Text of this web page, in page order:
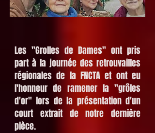
Les "Grolles de Dames" ont pris
part à la journée des retrouvailles
régionales de la FNCTA et ont eu
l'honneur de ramener la "grôles
d'or" lors de la présentation d'un
court extrait de notre dernière
pièce.